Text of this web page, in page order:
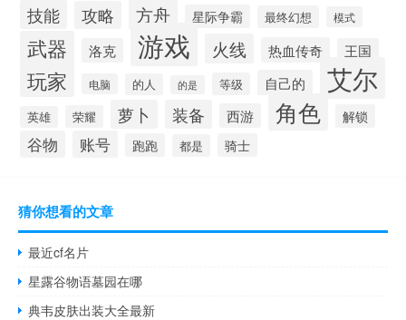
技能 攻略 方舟 星际争霸 最终幻想 模式
武器 洛克 游戏 火线 热血传奇 王国
玩家 电脑 的人 的是 等级 自己的 艾尔
英雄 荣耀 萝卜 装备 西游 角色 解锁
谷物 账号 跑跑 都是 骑士
猜你想看的文章
最近cf名片
星露谷物语墓园在哪
典韦皮肤出装大全最新